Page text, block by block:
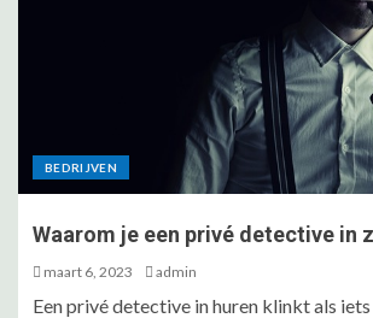
BEDRIJVEN
Waarom je een privé detective in
maart 6, 2023 admin
Een privé detective in huren klinkt als